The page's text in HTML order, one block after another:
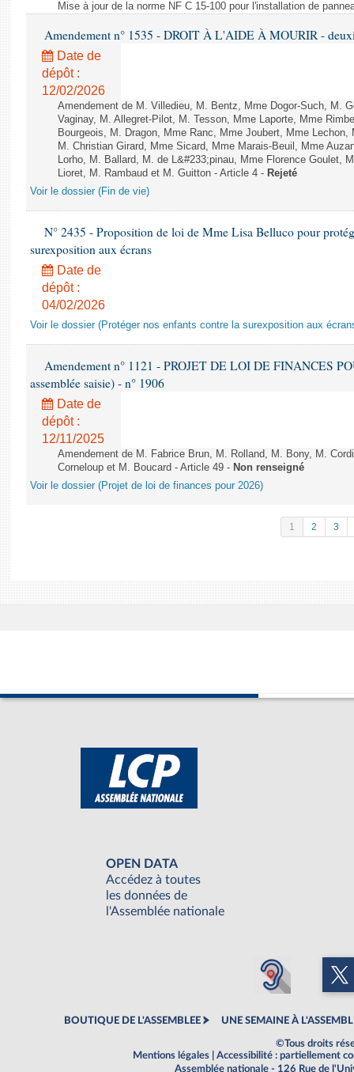
Mise à jour de la norme NF C 15-100 pour l'installation de
Amendement n° 1535 - DROIT À L'AIDE À MOURIR -
Date de
dépôt :
12/02/2026
Amendement de M. Villedieu, M. Bentz, Mme Dogor-Such, M.
Vaginay, M. Allegret-Pilot, M. Tesson, Mme Laporte, Mme
Bourgeois, M. Dragon, Mme Ranc, Mme Joubert, Mme
M. Christian Girard, Mme Sicard, Mme Marais-Beuil, Mme
Lorho, M. Ballard, M. de L&#233;pinau, Mme Florence Goulet,
Lioret, M. Rambaud et M. Guitton - Article 4 - Rejeté
Voir le dossier (Fin de vie)
N° 2435 - Proposition de loi de Mme Lisa Belluco pour
surexposition aux écrans
Date de
dépôt :
04/02/2026
Voir le dossier (Protéger nos enfants contre la surexposition aux
Amendement n° 1121 - PROJET DE LOI DE FINANCES
assemblée saisie) - n° 1906
Date de
dépôt :
12/11/2025
Amendement de M. Fabrice Brun, M. Rolland, M. Bony, M.
Corneloup et M. Boucard - Article 49 - Non renseigné
Voir le dossier (Projet de loi de finances pour 2026)
1 2 3
OPEN DATA
Accédez à toutes
les données de
l'Assemblée nationale
BOUTIQUE DE L'ASSEMBLEE UNE SEMAINE À
©Tous droits
Mentions légales
Accessibilité : partiellement
Assemblée nationale - 126 Rue de